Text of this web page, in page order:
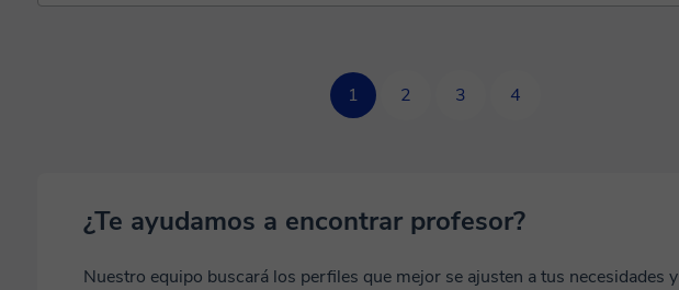
1 2 3 4
¿Te ayudamos a encontrar profesor?
Nuestro equipo buscará los perfiles que mejor se ajusten a tus necesidades y